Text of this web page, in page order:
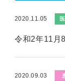
2020.11.05
令和2年11月
2020.09.03